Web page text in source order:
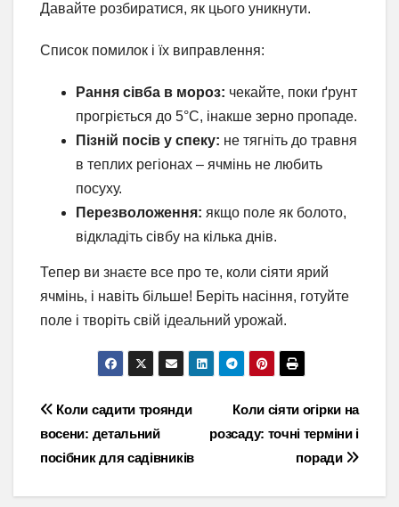
Давайте розбиратися, як цього уникнути.
Список помилок і їх виправлення:
Рання сівба в мороз: чекайте, поки ґрунт
прогріється до 5°C, інакше зерно пропаде.
Пізній посів у спеку: не тягніть до травня
в теплих регіонах – ячмінь не любить
посуху.
Перезволоження: якщо поле як болото,
відкладіть сівбу на кілька днів.
Тепер ви знаєте все про те, коли сіяти ярий
ячмінь, і навіть більше! Беріть насіння, готуйте
поле і творіть свій ідеальний урожай.
Навігація
записів
Коли сіяти огірки на
розсаду: точні терміни і
поради
Коли садити троянди
восени: детальний
посібник для садівників